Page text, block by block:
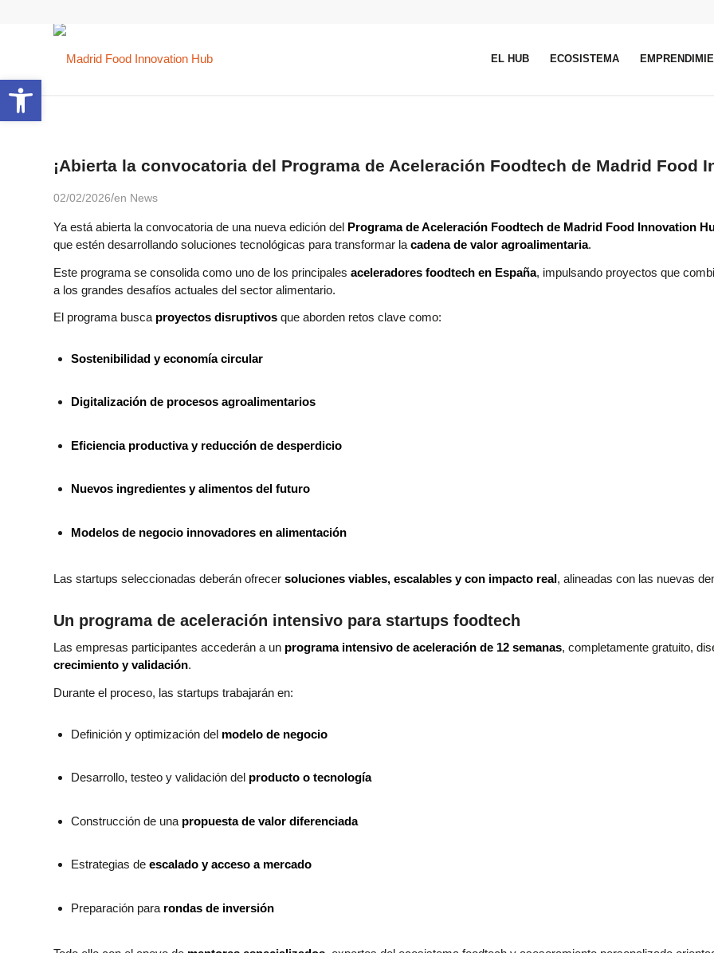
EL HUB ECOSISTEMA
¡Abierta la convocatoria del Programa de Aceleración Foodtech de Madrid Food
02/02/2026/en News
Ya está abierta la convocatoria de una nueva edición del Programa de Aceleración Foodtech de Madrid Food Innovation
que estén desarrollando soluciones tecnológicas para transformar la cadena de valor agroalimentaria.
Este programa se consolida como uno de los principales aceleradores foodtech en España, impulsando proyectos que
a los grandes desafíos actuales del sector alimentario.
El programa busca proyectos disruptivos que aborden retos clave como:
Sostenibilidad y economía circular
Digitalización de procesos agroalimentarios
Eficiencia productiva y reducción de desperdicio
Nuevos ingredientes y alimentos del futuro
Modelos de negocio innovadores en alimentación
Las startups seleccionadas deberán ofrecer soluciones viables, escalables y con impacto real, alineadas con las nuevas
Un programa de aceleración intensivo para startups foodtech
Las empresas participantes accederán a un programa intensivo de aceleración de 12 semanas, completamente gratuito,
crecimiento y validación.
Durante el proceso, las startups trabajarán en:
Definición y optimización del modelo de negocio
Desarrollo, testeo y validación del producto o tecnología
Construcción de una propuesta de valor diferenciada
Estrategias de escalado y acceso a mercado
Preparación para rondas de inversión
Abrir barra de herramientas